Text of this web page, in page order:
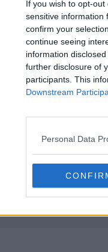
If you wish to opt-
sensitive information
confirm your
continue seeing
information
further disclosure of
participants. This
Downstream
Personal Data